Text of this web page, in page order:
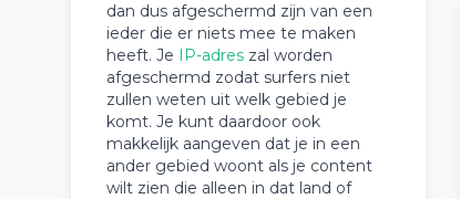
dan dus afgeschermd zijn van een
ieder die er niets mee te maken
heeft. Je IP-adres zal worden
afgeschermd zodat surfers niet
zullen weten uit welk gebied je
komt. Je kunt daardoor ook
makkelijk aangeven dat je in een
ander gebied woont als je content
wilt zien die alleen in dat land of